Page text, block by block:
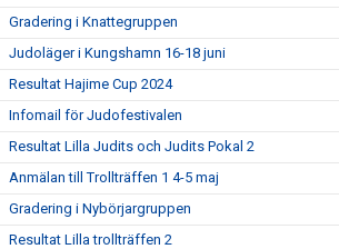
Gradering i Knattegruppen
Judoläger i Kungshamn 16-18 juni
Resultat Hajime Cup 2024
Infomail för Judofestivalen
Resultat Lilla Judits och Judits Pokal 2
Anmälan till Trollträffen 1 4-5 maj
Gradering i Nybörjargruppen
Resultat Lilla trollträffen 2